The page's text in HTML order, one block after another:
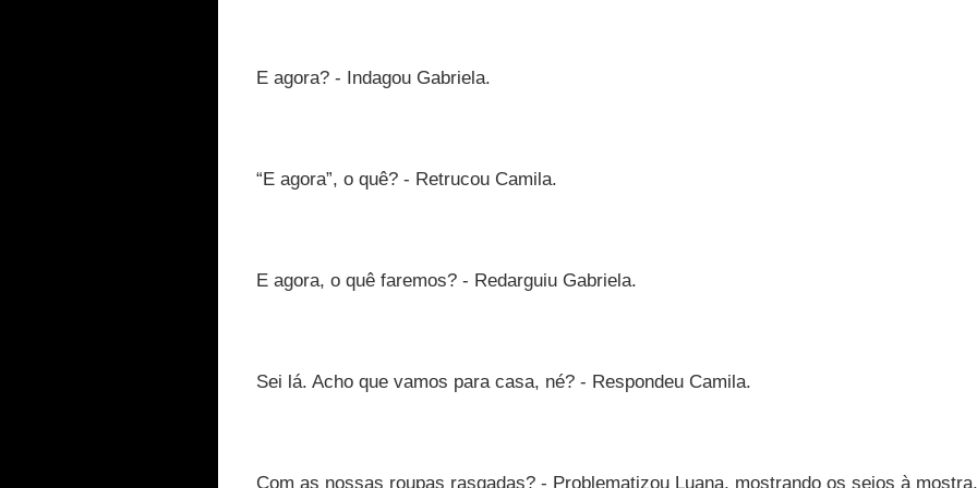
E agora? - Indagou Gabriela.
“E agora”, o quê? - Retrucou Camila.
E agora, o quê faremos? - Redarguiu Gabriela.
Sei lá. Acho que vamos para casa, né? - Respondeu Camila.
Com as nossas roupas rasgadas? - Problematizou Luana, mostrando os seios à mostra.